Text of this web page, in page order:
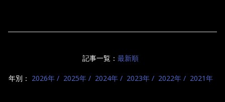
記事一覧： 最新順
年別： 2026年 2025年 2024年 2023年 2022年 2021年